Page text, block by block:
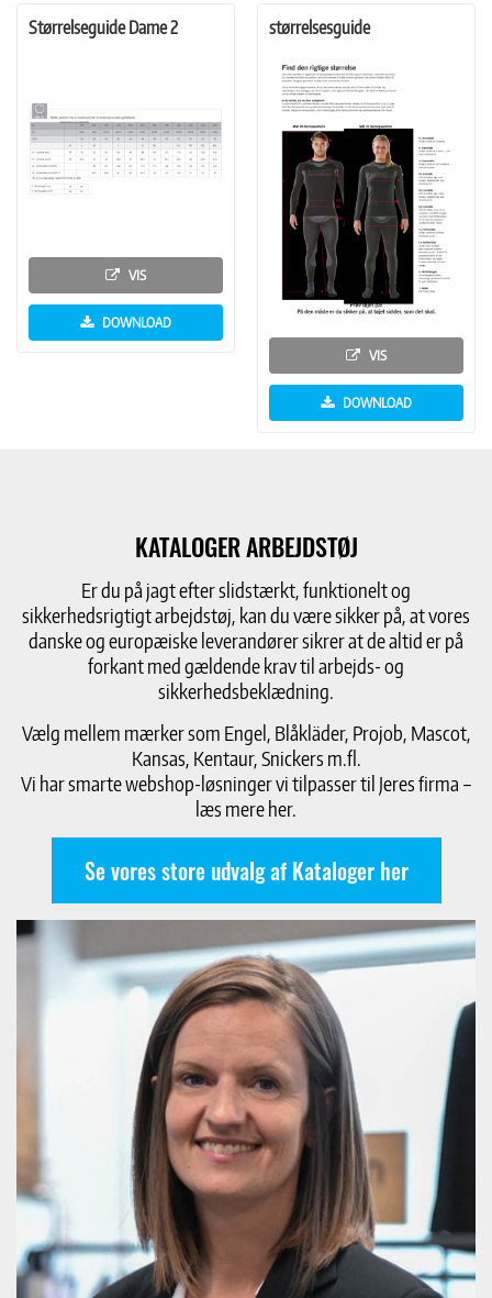
Størrelseguide Dame 2
VIS
DOWNLOAD
størrelsesguide
VIS
DOWNLOAD
KATALOGER ARBEJDSTØJ
Er du på jagt efter slidstærkt, funktionelt og
sikkerhedsrigtigt arbejdstøj, kan du være sikker på, at vores
danske og europæiske leverandører sikrer at de altid er på
forkant med gældende krav til arbejds- og
sikkerhedsbeklædning.
Vælg mellem mærker som Engel, Blåkläder, Projob, Mascot,
Kansas, Kentaur, Snickers m.fl.
Vi har smarte webshop-løsninger vi tilpasser til Jeres firma –
læs mere her.
Se vores store udvalg af Kataloger her